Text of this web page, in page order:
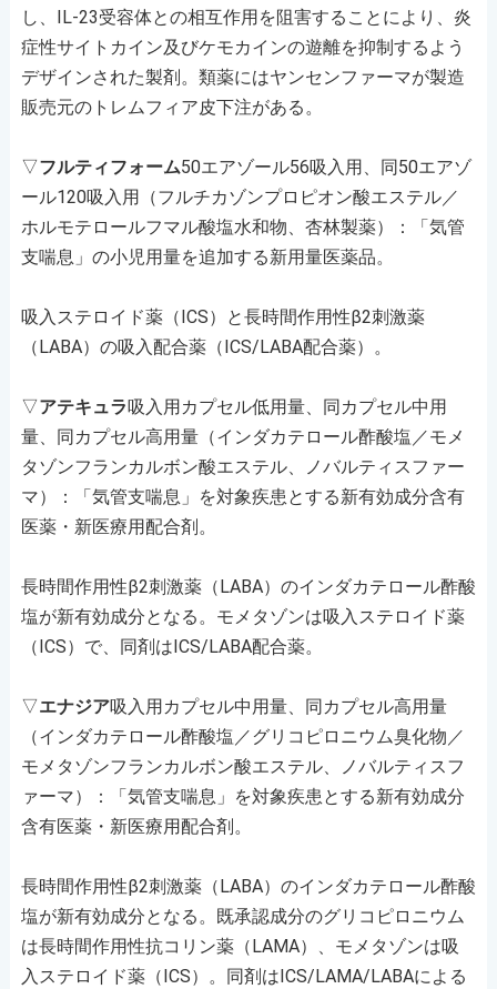
し、IL-23受容体との相互作用を阻害することにより、炎
症性サイトカイン及びケモカインの遊離を抑制するよう
デザインされた製剤。類薬にはヤンセンファーマが製造
販売元のトレムフィア皮下注がある。
▽フルティフォーム50エアゾール56吸入用、同50エアゾ
ール120吸入用（フルチカゾンプロピオン酸エステル／
ホルモテロールフマル酸塩水和物、杏林製薬）：「気管
支喘息」の小児用量を追加する新用量医薬品。
吸入ステロイド薬（ICS）と長時間作用性β2刺激薬
（LABA）の吸入配合薬（ICS/LABA配合薬）。
▽アテキュラ吸入用カプセル低用量、同カプセル中用
量、同カプセル高用量（インダカテロール酢酸塩／モメ
タゾンフランカルボン酸エステル、ノバルティスファー
マ）：「気管支喘息」を対象疾患とする新有効成分含有
医薬・新医療用配合剤。
長時間作用性β2刺激薬（LABA）のインダカテロール酢酸
塩が新有効成分となる。モメタゾンは吸入ステロイド薬
（ICS）で、同剤はICS/LABA配合薬。
▽エナジア吸入用カプセル中用量、同カプセル高用量
（インダカテロール酢酸塩／グリコピロニウム臭化物／
モメタゾンフランカルボン酸エステル、ノバルティスフ
ァーマ）：「気管支喘息」を対象疾患とする新有効成分
含有医薬・新医療用配合剤。
長時間作用性β2刺激薬（LABA）のインダカテロール酢酸
塩が新有効成分となる。既承認成分のグリコピロニウム
は長時間作用性抗コリン薬（LAMA）、モメタゾンは吸
入ステロイド薬（ICS）。同剤はICS/LAMA/LABAによる